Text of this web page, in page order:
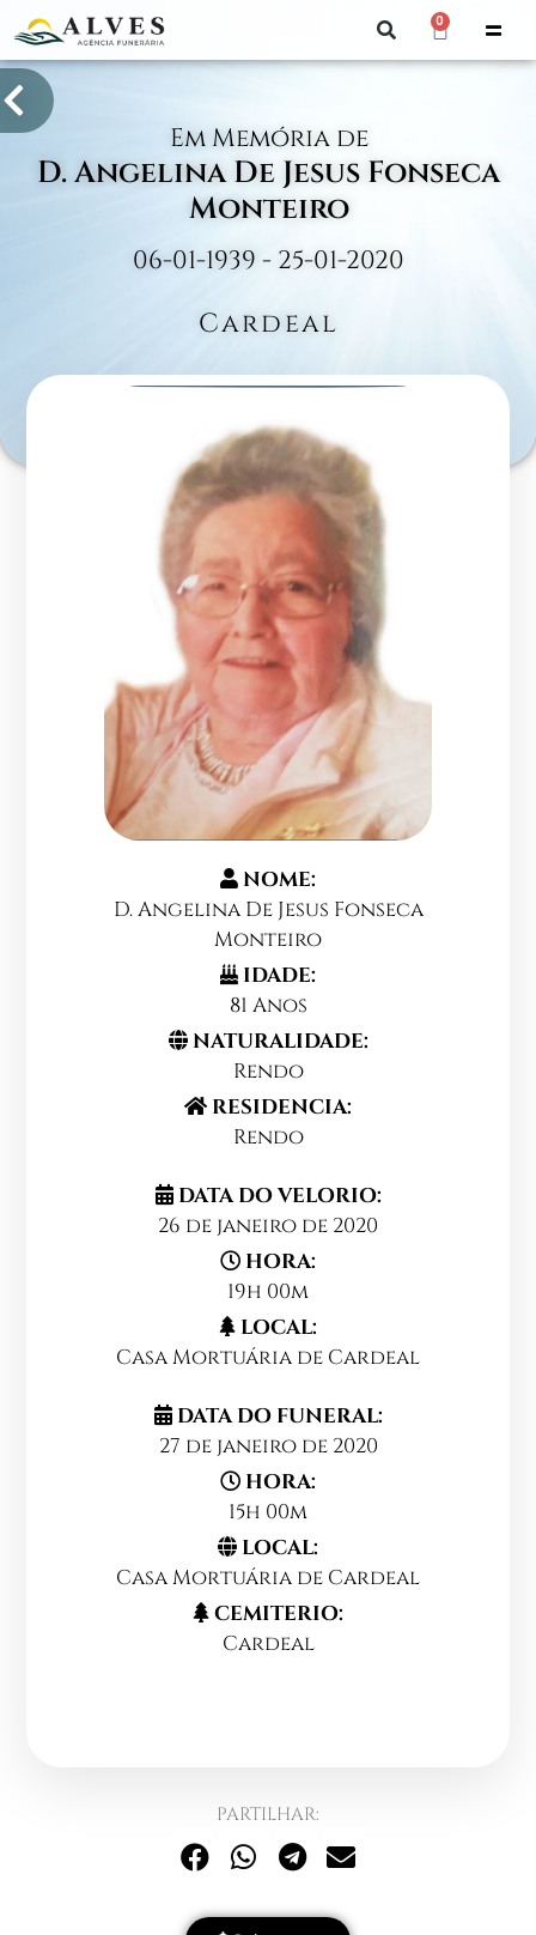
0
Em Memória de
D. Angelina De Jesus Fonseca
Monteiro
06-01-1939 - 25-01-2020
Cardeal
NOME:
D. Angelina De Jesus Fonseca
Monteiro
IDADE:
81 Anos
NATURALIDADE:
Rendo
RESIDENCIA:
Rendo
DATA DO VELORIO:
26 de janeiro de 2020
HORA:
19h 00m
LOCAL:
Casa Mortuária de Cardeal
DATA DO FUNERAL:
27 de janeiro de 2020
HORA:
15h 00m
LOCAL:
Casa Mortuária de Cardeal
CEMITERIO:
Cardeal
PARTILHAR: